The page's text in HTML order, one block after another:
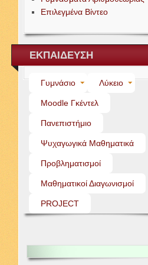
Επιλεγμένα Βίντεο
ΕΚΠΑΙΔΕΥΣΗ
Γυμνάσιο Λύκειο
Moo­dle Γκέντελ
Πανεπιστήμιο
Ψυχαγωγικά Μαθηματικά
Προβληματισμοί
Μαθηματικοί Διαγωνισμοί
PROJECT